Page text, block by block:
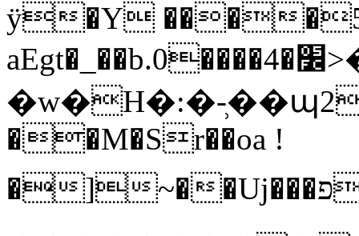
ӱ�Y ���
aEgt�_��b.0����׼�4>�t�4����(�NP�B�;�p�tvT�_�p��_�[�q#�1�ܴ���G����d�ċU�9<���?
�w�H�:�-̹
��M�Sr��oa !
�]~��Uj���פ&�D2_N�^ެ_����U���>G" Vр�t���:�)��I�N��ᬤ�-